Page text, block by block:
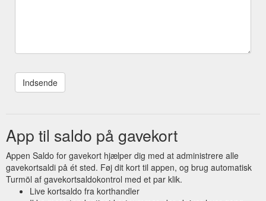
App til saldo på gavekort
Appen Saldo for gavekort hjælper dig med at administrere alle
gavekortsaldi på ét sted. Føj dit kort til appen, og brug automatisk
Turmöl af gavekortsaldokontrol med et par klik.
Live kortsaldo fra korthandler